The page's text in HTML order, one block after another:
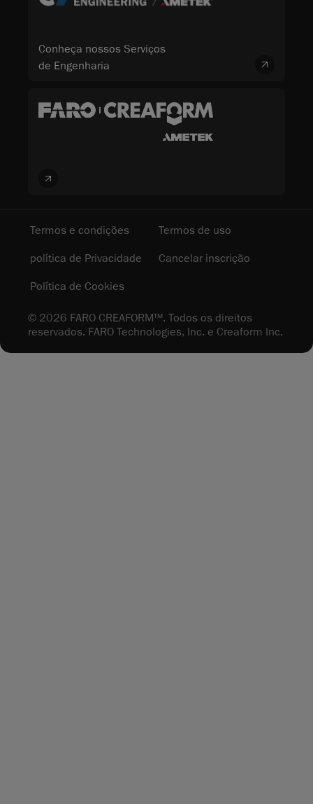
Conheça nossos Serviços
de Engenharia
© 2026 FARO CREAFORM™. Todos os direitos
reservados. FARO Technologies, Inc. e Creaform Inc.
Termos e condições
Termos de uso
política de Privacidade
Cancelar inscrição
Política de Cookies